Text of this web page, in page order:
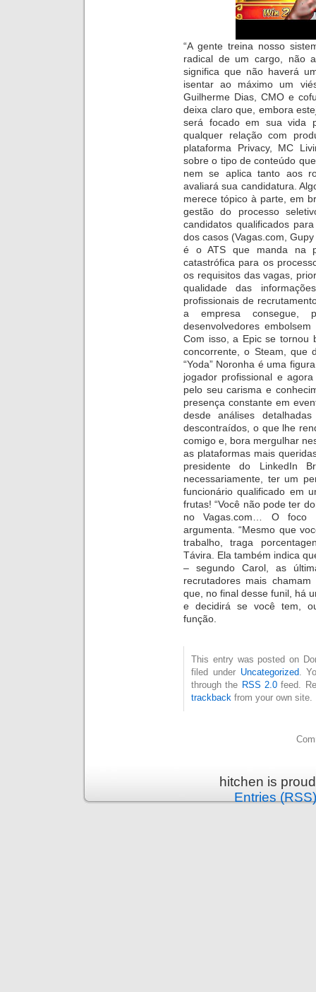
“A gente treina nosso
radical de um cargo, não
significa que não haverá
isentar ao máximo um
Guilherme Dias, CMO e
deixa claro que, embora
será focado em sua vida
qualquer relação com
plataforma Privacy, MC
sobre o tipo de conteúdo
nem se aplica tanto aos
avaliará sua candidatura.
merece tópico à parte, em
gestão do processo
candidatos qualificados
dos casos (Vagas.com,
é o ATS que manda na
catastrófica para os
os requisitos das vagas,
qualidade das
profissionais de
a empresa consegue,
desenvolvedores
Com isso, a Epic se tornou
concorrente, o Steam, que
“Yoda” Noronha é uma
jogador profissional e
pelo seu carisma e
presença constante em
desde análises
descontraídos, o que lhe
comigo e, bora mergulhar
as plataformas mais
presidente do LinkedIn
necessariamente, ter um
funcionário qualificado em
frutas! “Você não pode ter
no Vagas.com… O foco
argumenta. “Mesmo que
trabalho, traga
Távira. Ela também indica
– segundo Carol, as
recrutadores mais
que, no final desse funil, há
e decidirá se você tem,
função.
This entry was posted on
filed under Uncategorized.
through the RSS 2.0 feed.
trackback from your own site.
hitchen is
Entries (RSS)